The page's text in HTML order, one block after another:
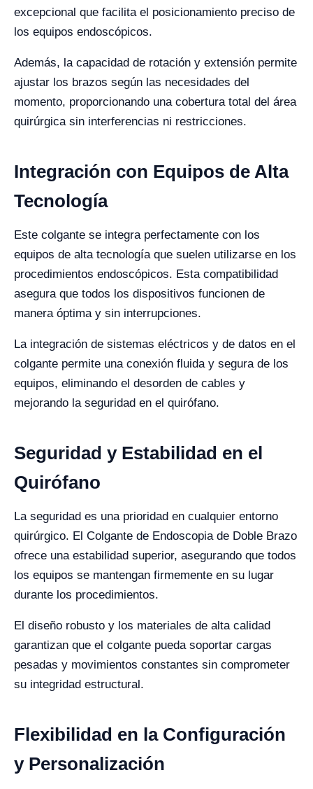
excepcional que facilita el posicionamiento preciso de
los equipos endoscópicos.
Además, la capacidad de rotación y extensión permite
ajustar los brazos según las necesidades del
momento, proporcionando una cobertura total del área
quirúrgica sin interferencias ni restricciones.
Integración con Equipos de Alta
Tecnología
Este colgante se integra perfectamente con los
equipos de alta tecnología que suelen utilizarse en los
procedimientos endoscópicos. Esta compatibilidad
asegura que todos los dispositivos funcionen de
manera óptima y sin interrupciones.
La integración de sistemas eléctricos y de datos en el
colgante permite una conexión fluida y segura de los
equipos, eliminando el desorden de cables y
mejorando la seguridad en el quirófano.
Seguridad y Estabilidad en el
Quirófano
La seguridad es una prioridad en cualquier entorno
quirúrgico. El Colgante de Endoscopia de Doble Brazo
ofrece una estabilidad superior, asegurando que todos
los equipos se mantengan firmemente en su lugar
durante los procedimientos.
El diseño robusto y los materiales de alta calidad
garantizan que el colgante pueda soportar cargas
pesadas y movimientos constantes sin comprometer
su integridad estructural.
Flexibilidad en la Configuración
y Personalización